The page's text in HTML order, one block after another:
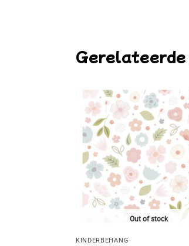
Out of stock
KINDERBEHANG